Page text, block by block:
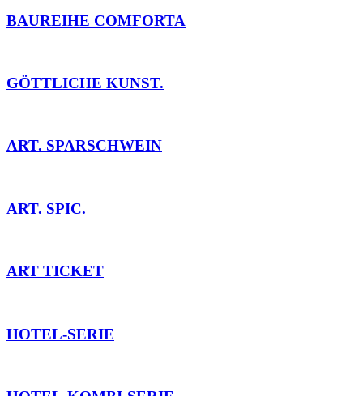
BAUREIHE COMFORTA
GÖTTLICHE KUNST.
ART. SPARSCHWEIN
ART. SPIC.
ART TICKET
HOTEL-SERIE